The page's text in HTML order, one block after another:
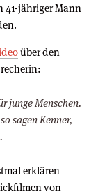
jähriger Mann
über den
junge Menschen.
sagen Kenner,
erklären
von